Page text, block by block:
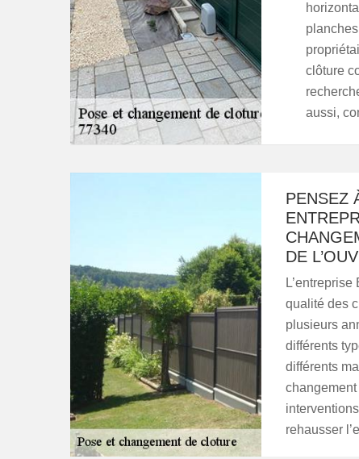
clôture
aussi,
PENSEZ
DE
qualité des
plusieurs
différents
différents
rehausser